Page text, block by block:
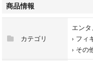
■注意事項
★すり替え防止の為、ご購
商品情報
カテゴリ
エン
› フィ
› その